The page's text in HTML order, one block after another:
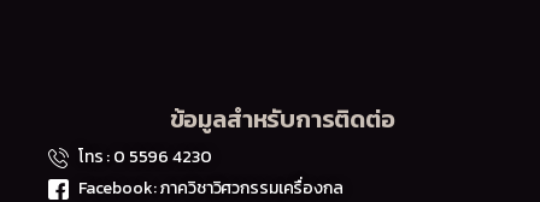
ข้อมูลสำหรับการติดต่อ
โทร : 0 5596 4230
Facebook: ภาควิชาวิศวกรรมเครื่องกล